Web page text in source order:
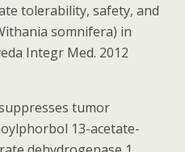
tolerability, safety, and
somnifera) in
Integr Med. 2012
tumor
13-acetate-